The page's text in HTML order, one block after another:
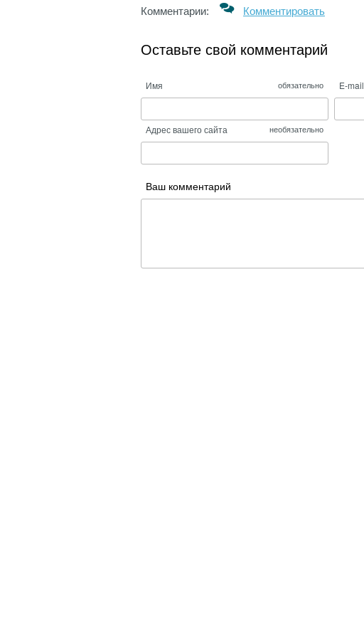
Комментарии: Комментировать
Оставьте свой комментарий
Имя обязательно E-mail
Адрес вашего сайта необязательно
Ваш комментарий